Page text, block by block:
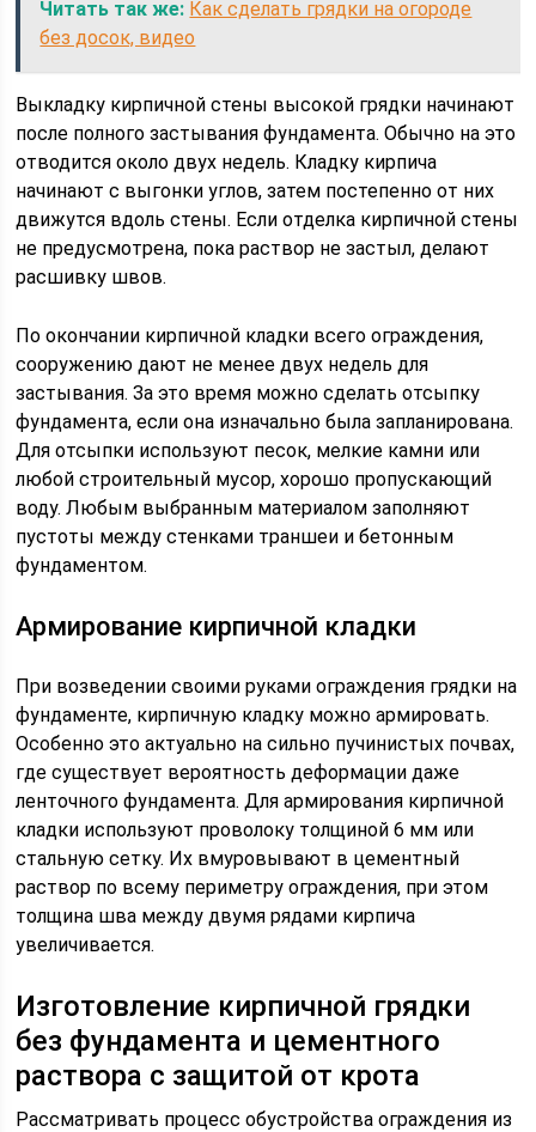
Читать так же: Как сделать грядки на огороде
без досок, видео
Выкладку кирпичной стены высокой грядки начинают
после полного застывания фундамента. Обычно на это
отводится около двух недель. Кладку кирпича
начинают с выгонки углов, затем постепенно от них
движутся вдоль стены. Если отделка кирпичной стены
не предусмотрена, пока раствор не застыл, делают
расшивку швов.
По окончании кирпичной кладки всего ограждения,
сооружению дают не менее двух недель для
застывания. За это время можно сделать отсыпку
фундамента, если она изначально была запланирована.
Для отсыпки используют песок, мелкие камни или
любой строительный мусор, хорошо пропускающий
воду. Любым выбранным материалом заполняют
пустоты между стенками траншеи и бетонным
фундаментом.
Армирование кирпичной кладки
При возведении своими руками ограждения грядки на
фундаменте, кирпичную кладку можно армировать.
Особенно это актуально на сильно пучинистых почвах,
где существует вероятность деформации даже
ленточного фундамента. Для армирования кирпичной
кладки используют проволоку толщиной 6 мм или
стальную сетку. Их вмуровывают в цементный
раствор по всему периметру ограждения, при этом
толщина шва между двумя рядами кирпича
увеличивается.
Изготовление кирпичной грядки
без фундамента и цементного
раствора с защитой от крота
Рассматривать процесс обустройства ограждения из